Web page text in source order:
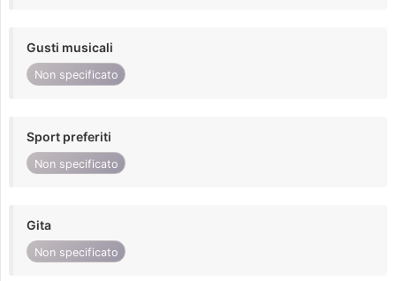
Gusti musicali
Non specificato
Sport preferiti
Non specificato
Gita
Non specificato